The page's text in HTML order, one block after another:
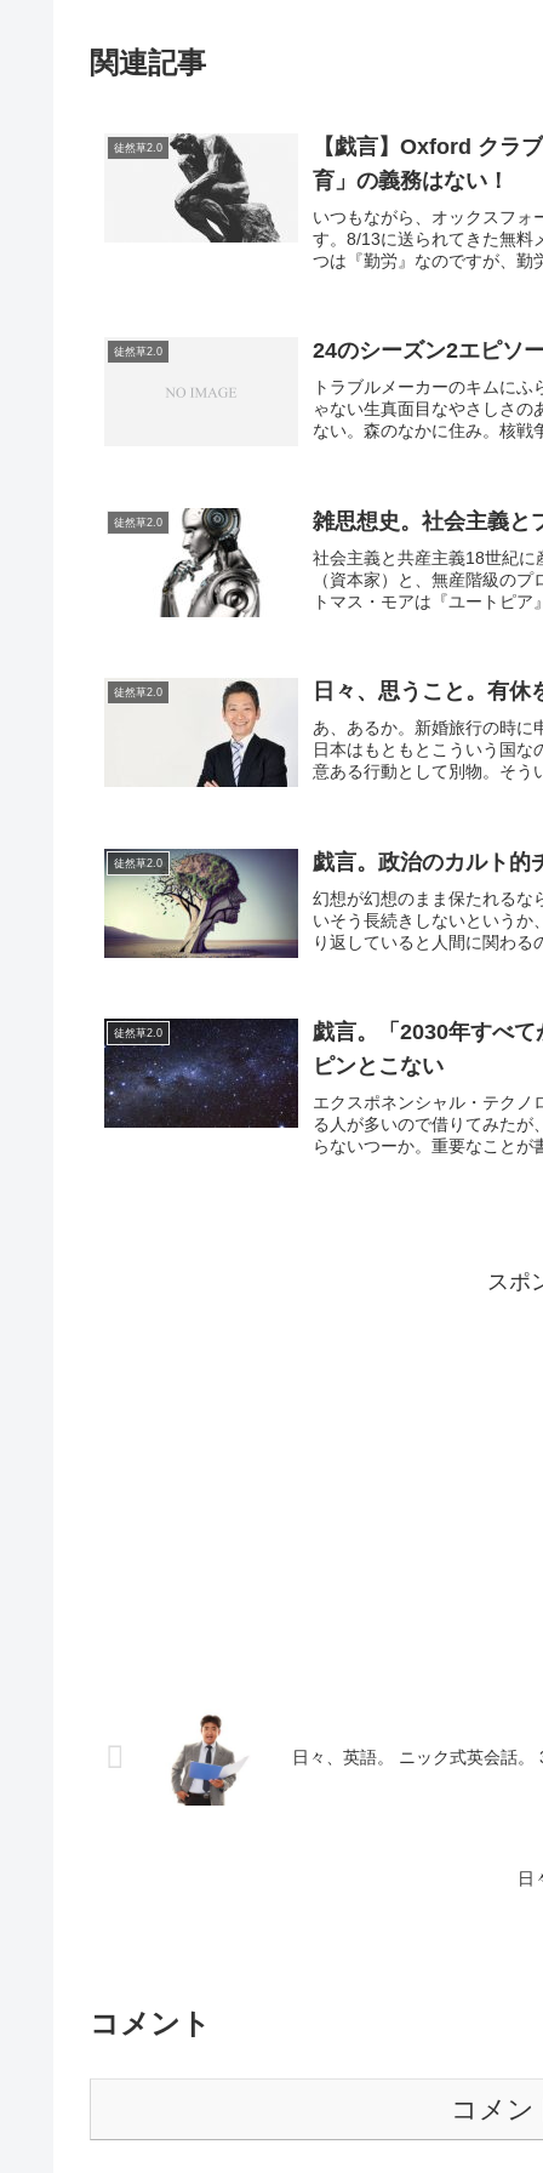
関連記事
徒然草2.0
【戯言】Oxford クラ
育」の義務はない！
いつもながら、オックスフォ
す。8/13に送られてきた無料
つは『勤労』なのですが、勤
徒然草2.0 24のシーズン2エピソ
トラブルメーカーのキムに
ゃない生真面目なやさしさ
ない。森のなかに住み。核戦
徒然草2.0 雑思想史。社会主義と
社会主義と共産主義18世紀
（資本家）と、無産階級の
トマス・モアは『ユートピア
徒然草2.0 日々、思うこと。有休
あ、あるか。新婚旅行の時に
日本はもともとこういう国
意ある行動として別物。そう
徒然草2.0 戯言。政治のカルト的
幻想が幻想のまま保たれるな
いそう長続きしないという
り返していると人間に関わる
徒然草2.0
戯言。「2030年すべ
ピンとこない
エクスポネンシャル・テクノ
る人が多いので借りてみたが
らないつーか。重要なことが
スポ
日々、英語。 ニック式英会話。
日
コメント
コメン